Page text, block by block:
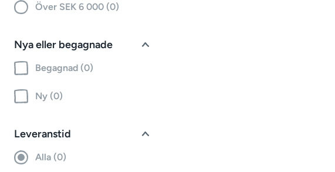
Över SEK 6 000 (0)
Nya eller begagnade
Begagnad (0)
Ny (0)
Leveranstid
Alla (0)